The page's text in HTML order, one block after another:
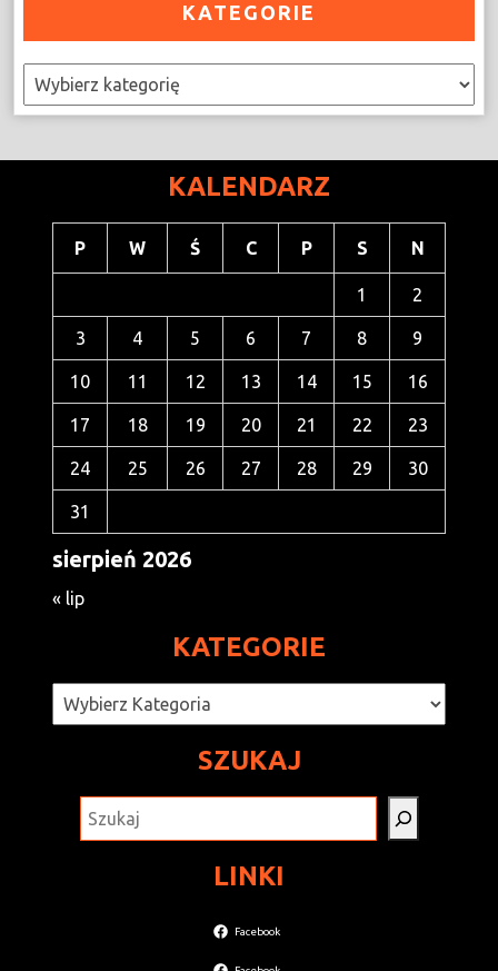
KATEGORIE
Kategorie
KALENDARZ
sierpień 2026
P W Ś C P S N
1 2
3 4 5 6 7 8 9
10 11 12 13 14 15 16
17 18 19 20 21 22 23
24 25 26 27 28 29 30
31
« lip
KATEGORIE
Kategorie
SZUKAJ
LINKI
Facebook